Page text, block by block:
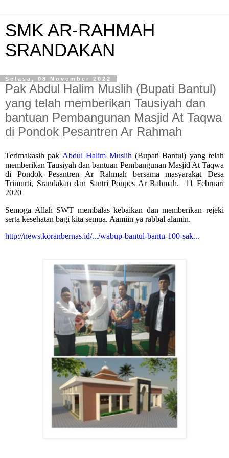
SMK AR-RAHMAH
SRANDAKAN
Selasa, 08 November 2022
Pak Abdul Halim Muslih (Bupati Bantul)
yang telah memberikan Tausiyah dan
bantuan Pembangunan Masjid At Taqwa
di Pondok Pesantren Ar Rahmah
Terimakasih pak Abdul Halim Muslih (Bupati Bantul) yang telah
memberikan Tausiyah dan bantuan Pembangunan Masjid At Taqwa
di Pondok Pesantren Ar Rahmah bersama masyarakat Desa
Trimurti, Srandakan dan Santri Ponpes Ar Rahmah.
11 Februari
2020
Semoga Allah SWT membalas kebaikan dan memberikan rejeki
serta kesehatan bagi kita semua. Aamiin ya rabbal alamin.
http://news.koranbernas.id/.../wabup-bantul-bantu-100-sak...